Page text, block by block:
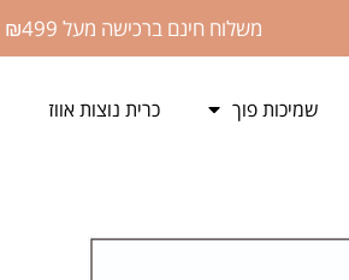
משלוח חינם ברכישה מעל ₪499 *
שמיכות פוך כרית נוצות אווז